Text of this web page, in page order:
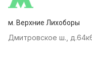
м. Верхние Лихоборы
Дмитровское ш.,